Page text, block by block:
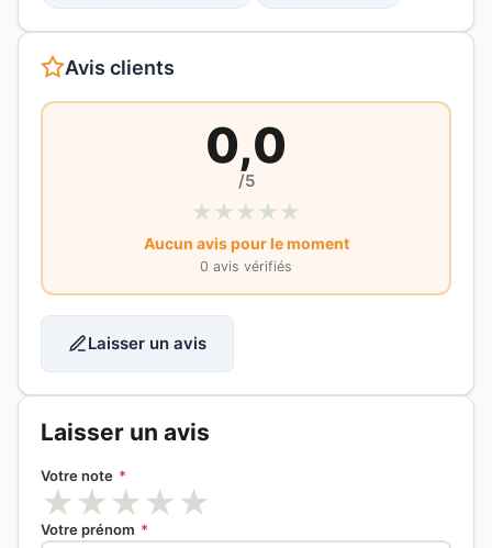
Avis clients
0,0
/5
★ ★ ★ ★ ★
Aucun avis pour le moment
0 avis vérifiés
Laisser un avis
Laisser un avis
Votre note *
★★★★★
Votre prénom *